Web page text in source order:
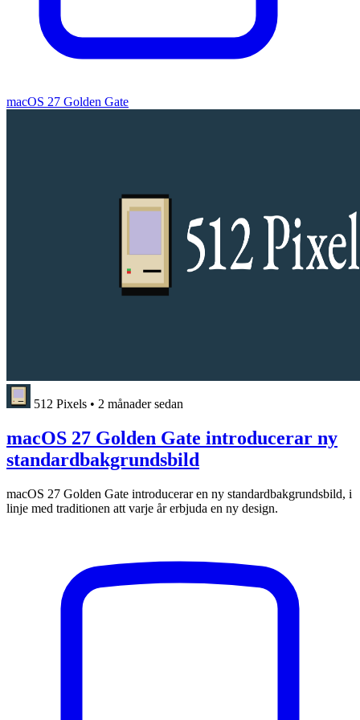
macOS 27 Golden Gate
512 Pixels • 2 månader sedan
macOS 27 Golden Gate introducerar ny
standardbakgrundsbild
macOS 27 Golden Gate introducerar en ny standardbakgrundsbild, i
linje med traditionen att varje år erbjuda en ny design.